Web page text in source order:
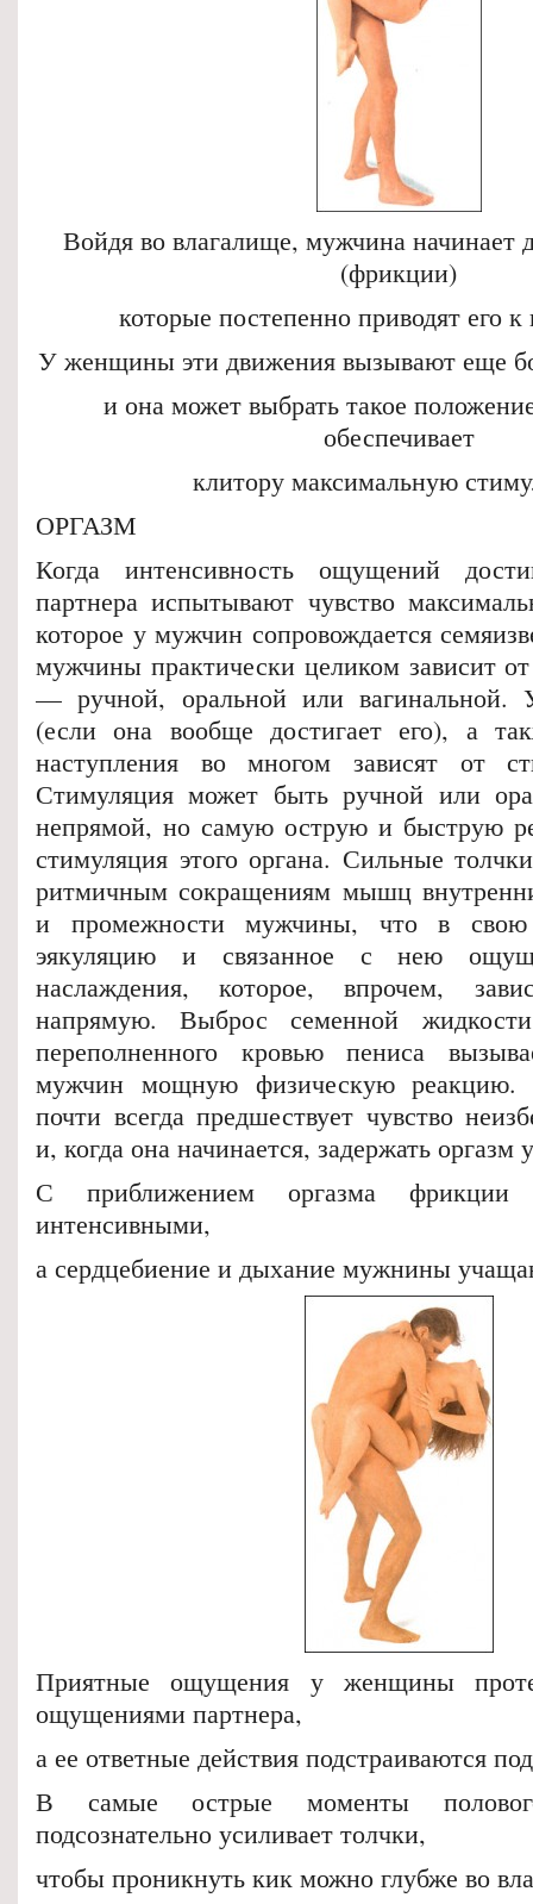
Войдя во влагалище, мужчина начинает
(фрикции)
которые постепенно приводят его
У женщины эти движения вызывают еще
и она может выбрать такое
обеспечивает
клитору максимальную
ОРГАЗМ
Когда интенсивность ощущений
партнера испытывают чувство
которое у мужчин сопровождается
мужчины практически целиком зависит
— ручной, оральной или
(если она вообще достигает его), а
наступления во многом зависят от
Стимуляция может быть ручной или
непрямой, но самую острую и быструю
стимуляция этого органа. Сильные
ритмичным сокращениям мышц
и промежности мужчины, что в свою
эякуляцию и связанное с нею
наслаждения, которое, впрочем,
напрямую. Выброс семенной
переполненного кровью пениса
мужчин мощную физическую реакцию.
почти всегда предшествует чувство
и, когда она начинается, задержать
С приближением оргазма фрикции
интенсивными,
а сердцебиение и дыхание мужнины
Приятные ощущения у женщины
ощущениями партнера,
а ее ответные действия подстраиваются
В самые острые моменты
подсознательно усиливает толчки,
чтобы проникнуть кик можно глубже во